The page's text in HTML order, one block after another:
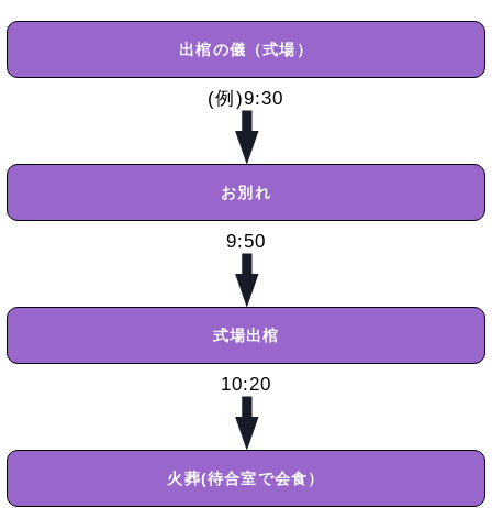
出棺の儀（式場）
(例)9:30
お別れ
9:50
式場出棺
10:20
火葬(待合室で会食）